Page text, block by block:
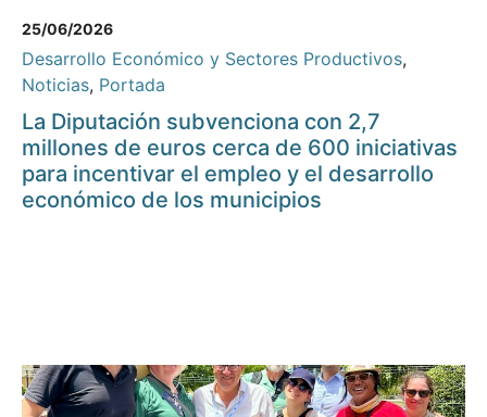
25/06/2026
Desarrollo Económico y Sectores Productivos,
Noticias, Portada
La Diputación subvenciona con 2,7
millones de euros cerca de 600 iniciativas
para incentivar el empleo y el desarrollo
económico de los municipios